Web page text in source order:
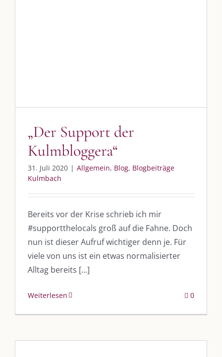
„Der Support der
Kulmbloggera“
31. Juli 2020 | Allgemein, Blog, Blogbeiträge
Kulmbach
Bereits vor der Krise schrieb ich mir
#supportthelocals groß auf die Fahne. Doch
nun ist dieser Aufruf wichtiger denn je. Für
viele von uns ist ein etwas normalisierter
Alltag bereits [...]
Weiterlesen 0